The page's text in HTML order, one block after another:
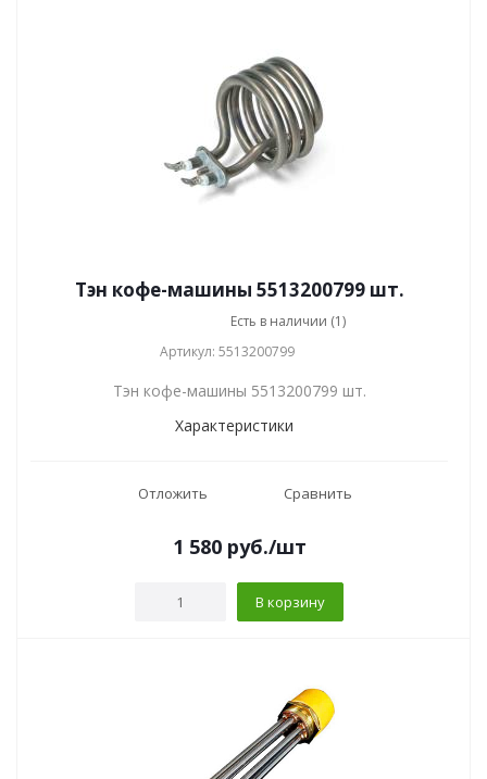
Тэн кофе-машины 5513200799 шт.
Есть в наличии (1)
Артикул: 5513200799
Тэн кофе-машины 5513200799 шт.
Характеристики
Отложить Сравнить
1 580 руб./шт
В корзину